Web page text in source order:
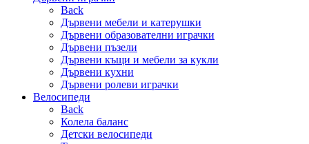
Back
Дървени мебели и катерушки
Дървени образователни играчки
Дървени пъзели
Дървени къщи и мебели за кукли
Дървени кухни
Дървени ролеви играчки
Велосипеди
Back
Колела баланс
Детски велосипеди